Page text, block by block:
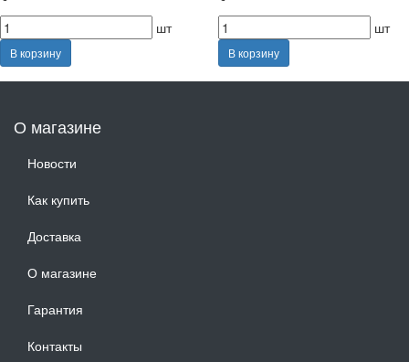
шт
В корзину
шт
В корзину
О магазине
Новости
Как купить
Доставка
О магазине
Гарантия
Контакты